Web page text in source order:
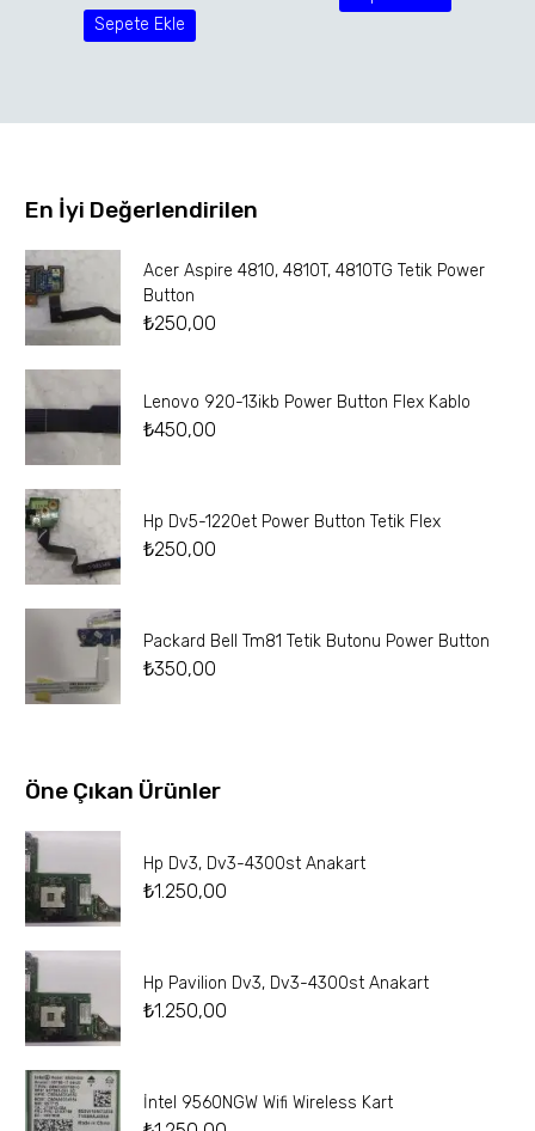
Sepete Ekle
En İyi Değerlendirilen
Acer Aspire 4810, 4810T, 4810TG Tetik Power
Button
₺250,00
Lenovo 920-13ikb Power Button Flex Kablo
₺450,00
Hp Dv5-1220et Power Button Tetik Flex
₺250,00
Packard Bell Tm81 Tetik Butonu Power Button
₺350,00
Öne Çıkan Ürünler
Hp Dv3, Dv3-4300st Anakart
₺1.250,00
Hp Pavilion Dv3, Dv3-4300st Anakart
₺1.250,00
İntel 9560NGW Wifi Wireless Kart